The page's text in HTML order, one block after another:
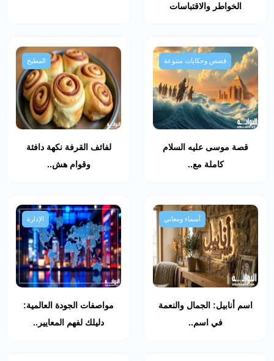
الخواطر والاقتباسات
قصص وحكايات متنوعة
قصة موسى عليه السلام
كاملة مع..
المطبخ
لفائف القرفة نكهة دافئة
وقوام هش..
أسماء ومعاني
اسم أنابيل: الجمال والنعمة
في اسم..
الإدارة
مواصفات الجودة العالمية:
دليلك لفهم المعايير..